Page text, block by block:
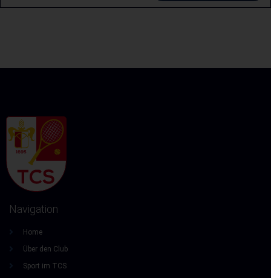
Navigation
Home
Über den Club
Sport im TCS